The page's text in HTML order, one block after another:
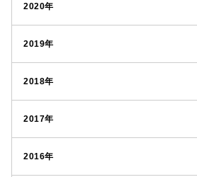
2020年
2019年
2018年
2017年
2016年